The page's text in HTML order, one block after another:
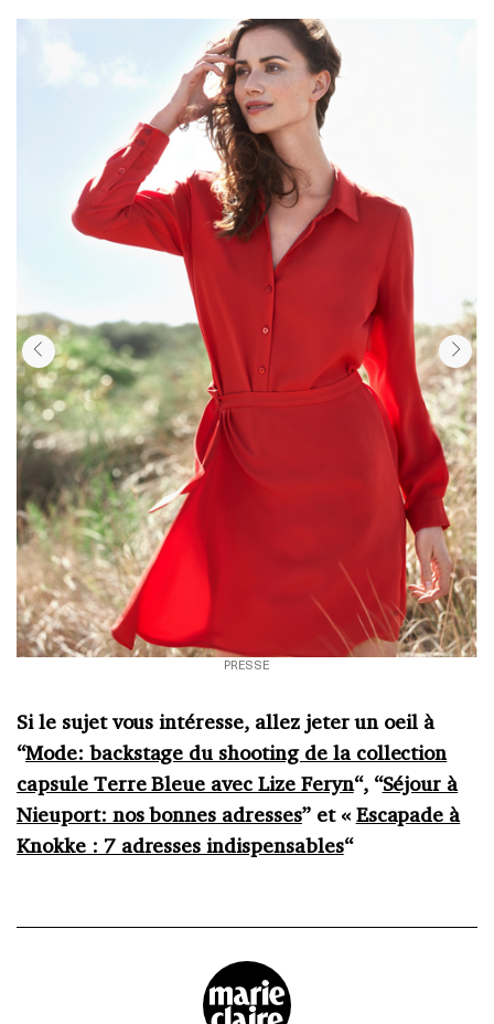
PRESSE
Si le sujet vous intéresse, allez jeter un oeil à
“Mode: backstage du shooting de la collection
capsule Terre Bleue avec Lize Feryn“, “Séjour à
Nieuport: nos bonnes adresses” et « Escapade à
Knokke : 7 adresses indispensables“